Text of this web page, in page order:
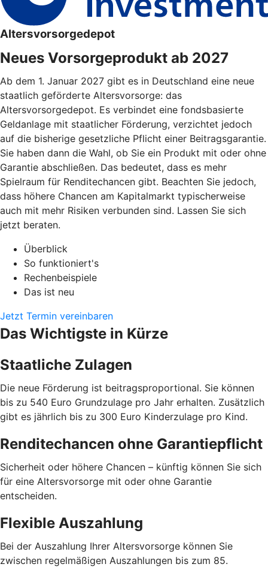
Altersvorsorgedepot
Neues Vorsorgeprodukt ab 2027
Ab dem 1. Januar 2027 gibt es in Deutschland eine neue
staatlich geförderte Altersvorsorge: das
Altersvorsorgedepot. Es verbindet eine fondsbasierte
Geldanlage mit staatlicher Förderung, verzichtet jedoch
auf die bisherige gesetzliche Pflicht einer Beitragsgarantie.
Sie haben dann die Wahl, ob Sie ein Produkt mit oder ohne
Garantie abschließen. Das bedeutet, dass es mehr
Spielraum für Renditechancen gibt. Beachten Sie jedoch,
dass höhere Chancen am Kapitalmarkt typischerweise
auch mit mehr Risiken verbunden sind. Lassen Sie sich
jetzt beraten.
Überblick
So funktioniert's
Rechenbeispiele
Das ist neu
Jetzt Termin vereinbaren
Das Wichtigste in Kürze
Staatliche Zulagen
Die neue Förderung ist beitragsproportional. Sie können
bis zu 540 Euro Grundzulage pro Jahr erhalten. Zusätzlich
gibt es jährlich bis zu 300 Euro Kinderzulage pro Kind.
Renditechancen ohne Garantiepflicht
Sicherheit oder höhere Chancen – künftig können Sie sich
für eine Altersvorsorge mit oder ohne Garantie
entscheiden.
Flexible Auszahlung
Bei der Auszahlung Ihrer Altersvorsorge können Sie
zwischen regelmäßigen Auszahlungen bis zum 85.